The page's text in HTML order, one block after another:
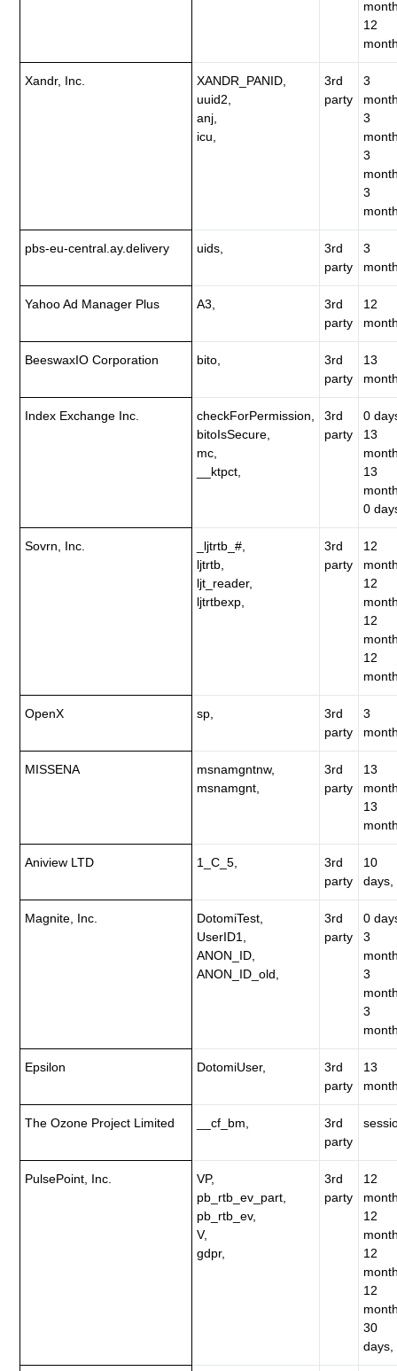
12
Xandr, Inc.
XANDR_PANID,
uuid2,
anj,
icu,
3rd
party
3
3
3
3
pbs-eu-central.ay.delivery uids,
3rd
party
3
Yahoo Ad Manager Plus A3,
3rd
party
12
BeeswaxIO Corporation bito,
3rd
party
13
Index Exchange Inc.
checkForPermission,
bitoIsSecure,
mc,
__ktpct,
3rd
party
0
13
13
0
Sovrn, Inc.
_ljtrtb_#,
ljtrtb,
ljt_reader,
ljtrtbexp,
3rd
party
12
12
12
12
OpenX sp,
3rd
party
3
MISSENA
msnamgntnw,
msnamgnt,
3rd
party
13
13
Aniview LTD 1_C_5,
3rd
party
10
days,
Magnite, Inc.
DotomiTest,
UserID1,
ANON_ID,
ANON_ID_old,
3rd
party
0
3
3
3
Epsilon DotomiUser,
3rd
party
13
The Ozone Project Limited __cf_bm,
3rd
party
PulsePoint, Inc.
VP,
pb_rtb_ev_part,
pb_rtb_ev,
V,
gdpr,
3rd
party
12
12
12
12
30
days,